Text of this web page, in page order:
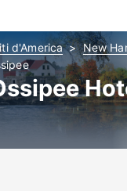
d'America
New